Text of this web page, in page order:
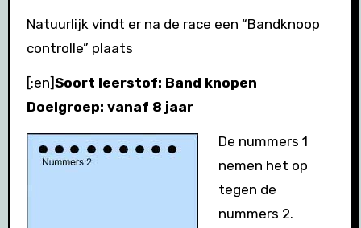
Natuurlijk vindt er na de race een “Bandknoop
controlle” plaats
[:en]Soort leerstof: Band knopen
Doelgroep: vanaf 8 jaar
De nummers 1
nemen het op
tegen de
nummers 2.